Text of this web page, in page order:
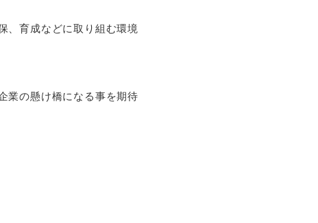
、育成などに取り組む環境
業の懸け橋になる事を期待